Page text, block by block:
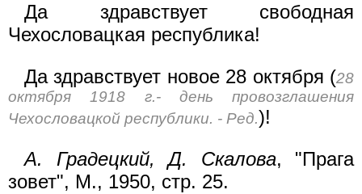
Да здравствует свободная
Чехословацкая республика!
Да здравствует новое 28 октября (28
октября 1918 г.- день провозглашения
Чехословацкой республики. - Ред.)!
А. Градецкий, Д. Скалова, "Прага
зовет", М., 1950, стр. 25.